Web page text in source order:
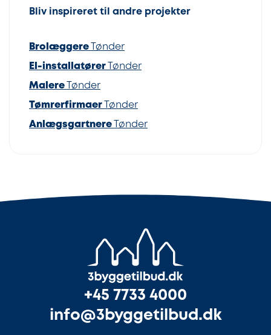
Bliv inspireret til andre projekter
Brolæggere Tønder
El-installatører Tønder
Malere Tønder
Tømrerfirmaer Tønder
Anlægsgartnere Tønder
+45 7733 4000
info@3byggetilbud.dk